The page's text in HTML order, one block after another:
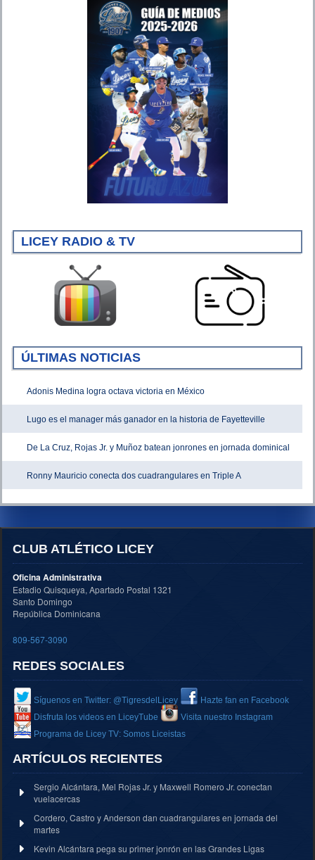
LICEY RADIO & TV
ÚLTIMAS NOTICIAS
Adonis Medina logra octava victoria en México
Lugo es el manager más ganador en la historia de Fayetteville
De La Cruz, Rojas Jr. y Muñoz batean jonrones en jornada dominical
Ronny Mauricio conecta dos cuadrangulares en Triple A
CLUB ATLÉTICO LICEY
Oficina Administrativa
Estadio Quisqueya, Apartado Postal 1321
Santo Domingo
República Dominicana
809-567-3090
REDES SOCIALES
Síguenos en Twitter: @TigresdelLicey
Hazte fan en Facebook
Disfruta los videos en LiceyTube
Visita nuestro Instagram
Programa de Licey TV: Somos Liceistas
ARTÍCULOS RECIENTES
Sergio Alcántara, Mel Rojas Jr. y Maxwell Romero Jr. conectan
vuelacercas
Cordero, Castro y Anderson dan cuadrangulares en jornada del
martes
Kevin Alcántara pega su primer jonrón en las Grandes Ligas